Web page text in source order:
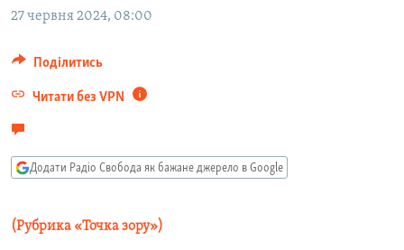
ПОДКАСТИ
КРИМ РЕАЛІЇ
27 червня 2024, 08:00
Поділитись
Читати без VPN
Додати Радіо Свобода як бажане джерело в Google
(Рубрика «Точка зору»)